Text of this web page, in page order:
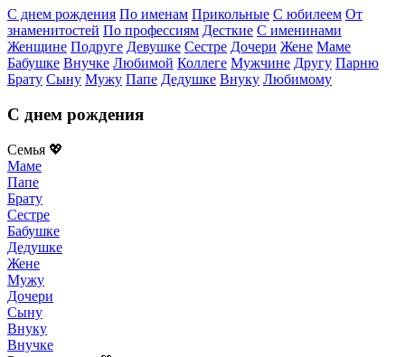
С днем рождения По именам Прикольные С юбилеем От
знаменитостей По профессиям Десткие С именинами
Женщине Подруге Девушке Сестре Дочери Жене Маме
Бабушке Внучке Любимой Коллеге Мужчине Другу Парню
Брату Сыну Мужу Папе Дедушке Внуку Любимому
С днем рождения
Семья 💖
Маме
Папе
Брату
Сестре
Бабушке
Дедушке
Жене
Мужу
Дочери
Сыну
Внуку
Внучке